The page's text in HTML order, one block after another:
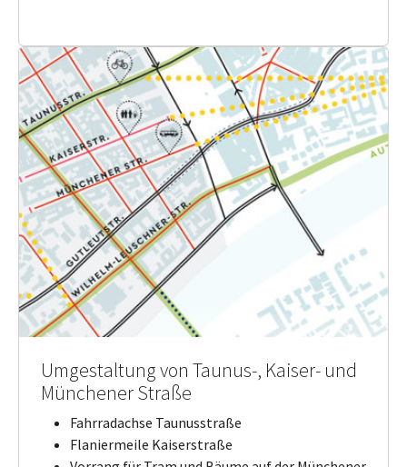
Umgestaltung von Taunus-, Kaiser- und
Münchener Straße
Fahrradachse Taunusstraße
Flaniermeile Kaiserstraße